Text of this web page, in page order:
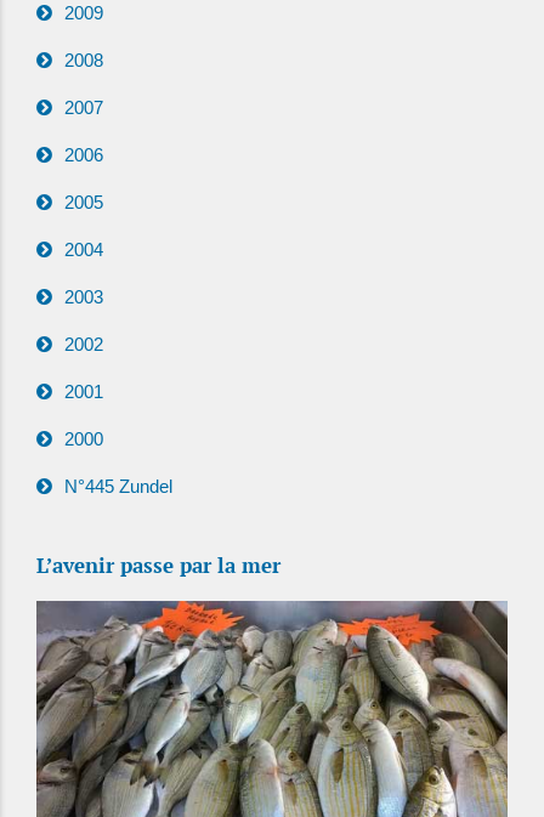
2009
2008
2007
2006
2005
2004
2003
2002
2001
2000
N°445 Zundel
L’avenir passe par la mer